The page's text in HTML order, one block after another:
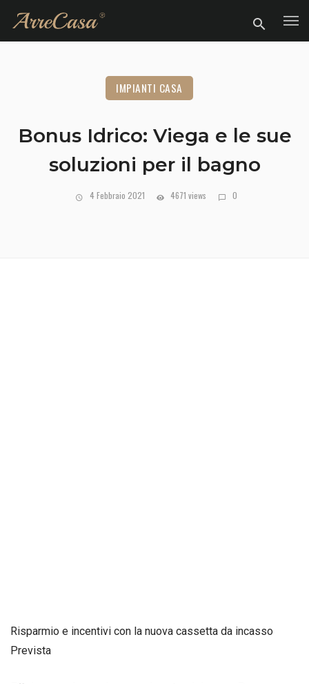
IMPIANTI CASA
Bonus Idrico: Viega e le sue
soluzioni per il bagno
4 Febbraio 2021 4671 views 0
Risparmio e incentivi con la nuova cassetta da incasso
Prevista